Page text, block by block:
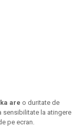
are o duritate de
sensibilitate la atingere
pe ecran.